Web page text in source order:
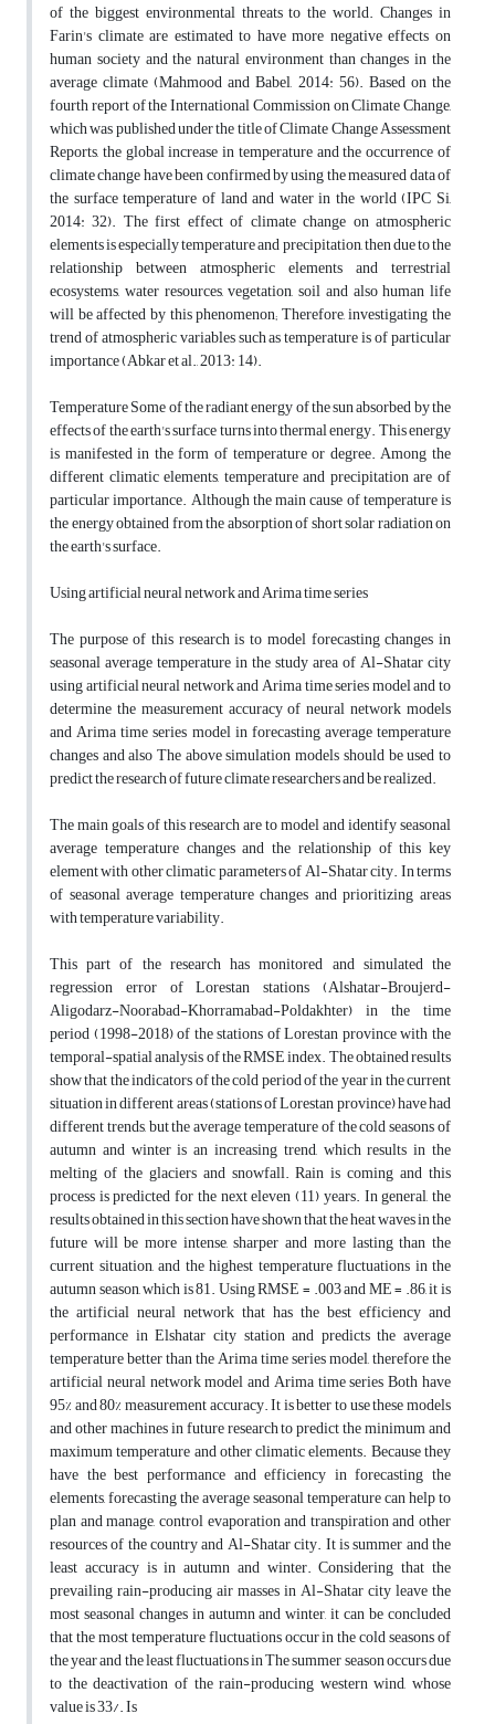
of the biggest environmental threats to the world. Changes in
Farin's climate are estimated to have more negative effects on
human society and the natural environment than changes in the
average climate (Mahmood and Babel, 2014: 56). Based on the
fourth report of the International Commission on Climate Change,
which was published under the title of Climate Change Assessment
Reports, the global increase in temperature and the occurrence of
climate change have been confirmed by using the measured data of
the surface temperature of land and water in the world (IPC Si,
2014: 32). The first effect of climate change on atmospheric
elements is especially temperature and precipitation, then due to the
relationship between atmospheric elements and terrestrial
ecosystems, water resources, vegetation, soil and also human life
will be affected by this phenomenon; Therefore, investigating the
trend of atmospheric variables such as temperature is of particular
importance (Abkar et al., 2013: 14).
Temperature Some of the radiant energy of the sun absorbed by the
effects of the earth's surface turns into thermal energy. This energy
is manifested in the form of temperature or degree. Among the
different climatic elements, temperature and precipitation are of
particular importance. Although the main cause of temperature is
the energy obtained from the absorption of short solar radiation on
the earth's surface.
Using artificial neural network and Arima time series
The purpose of this research is to model forecasting changes in
seasonal average temperature in the study area of Al-Shatar city
using artificial neural network and Arima time series model and to
determine the measurement accuracy of neural network models
and Arima time series model in forecasting average temperature
changes and also The above simulation models should be used to
predict the research of future climate researchers and be realized.
The main goals of this research are to model and identify seasonal
average temperature changes and the relationship of this key
element with other climatic parameters of Al-Shatar city. In terms
of seasonal average temperature changes and prioritizing areas
with temperature variability.
This part of the research has monitored and simulated the
regression error of Lorestan stations (Alshatar-Broujerd-
Aligodarz-Noorabad-Khorramabad-Poldakhter) in the time
period (1998-2018) of the stations of Lorestan province with the
temporal-spatial analysis of the RMSE index. The obtained results
show that the indicators of the cold period of the year in the current
situation in different areas (stations of Lorestan province) have had
different trends, but the average temperature of the cold seasons of
autumn and winter is an increasing trend, which results in the
melting of the glaciers and snowfall. Rain is coming and this
process is predicted for the next eleven (11) years. In general, the
results obtained in this section have shown that the heat waves in the
future will be more intense, sharper and more lasting than the
current situation, and the highest temperature fluctuations in the
autumn season, which is 81. Using RMSE = .003 and ME = .86, it is
the artificial neural network that has the best efficiency and
performance in Elshatar city station and predicts the average
temperature better than the Arima time series model, therefore the
artificial neural network model and Arima time series Both have
95% and 80% measurement accuracy. It is better to use these models
and other machines in future research to predict the minimum and
maximum temperature and other climatic elements. Because they
have the best performance and efficiency in forecasting the
elements, forecasting the average seasonal temperature can help to
plan and manage, control evaporation and transpiration and other
resources of the country and Al-Shatar city. It is summer and the
least accuracy is in autumn and winter. Considering that the
prevailing rain-producing air masses in Al-Shatar city leave the
most seasonal changes in autumn and winter, it can be concluded
that the most temperature fluctuations occur in the cold seasons of
the year and the least fluctuations in The summer season occurs due
to the deactivation of the rain-producing western wind, whose
value is 33/. Is